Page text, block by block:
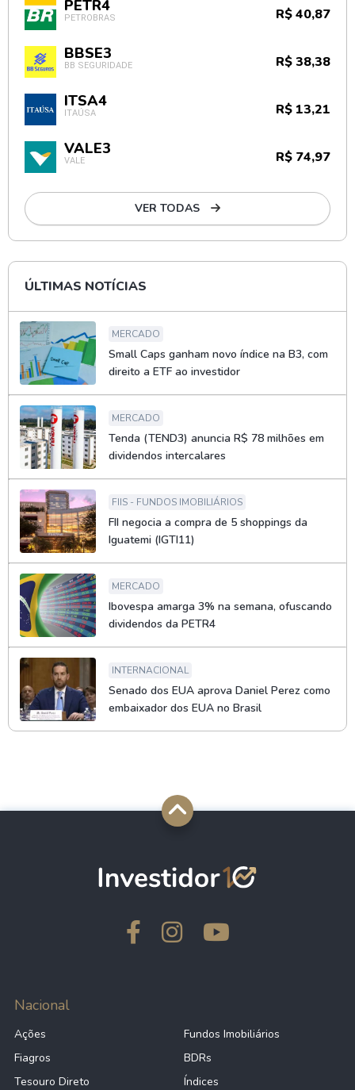
PETR4
PETROBRAS R$ 40,87
BBSE3
BB SEGURIDADE R$ 38,38
ITSA4
ITAÚSA R$ 13,21
VALE3
VALE R$ 74,97
VER TODAS
ÚLTIMAS NOTÍCIAS
MERCADO
Small Caps ganham novo índice na B3, com
direito a ETF ao investidor
MERCADO
Tenda (TEND3) anuncia R$ 78 milhões em
dividendos intercalares
FIIS - FUNDOS IMOBILIÁRIOS
FII negocia a compra de 5 shoppings da
Iguatemi (IGTI11)
MERCADO
Ibovespa amarga 3% na semana, ofuscando
dividendos da PETR4
INTERNACIONAL
Senado dos EUA aprova Daniel Perez como
embaixador dos EUA no Brasil
Nacional
Ações
Fundos Imobiliários
Fiagros
BDRs
Tesouro Direto
Índices